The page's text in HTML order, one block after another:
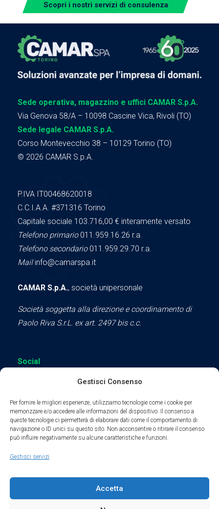
Gestisci Consenso
Per fornire le migliori esperienze, utilizziamo tecnologie come i cookie per
memorizzare e/o accedere alle informazioni del dispositivo. Il consenso a
queste tecnologie ci permetterà di elaborare dati come il comportamento di
navigazione o ID unici su questo sito. Non acconsentire o ritirare il consenso
può influire negativamente su alcune caratteristiche e funzioni.
Gestisci servizi
Accetta
Scopri i nostri servizi di consulenza
Sede operativa, magazzino e uffici CAMAR S.p.A.
Via Genova 58/A – 10098 Cascine Vica, Rivoli (TO)
Sede legale CAMAR S.p.A.
Corso Montevecchio 38 – 10129 Torino (TO)
© 2026 CAMAR S.p.A.
P.IVA IT00468620018
C.C.I.A.A. #371316 Torino
Capitale sociale 103.716,00 € interamente versato
Telefono primario011.959.16.26 r.a.
Telefono secondario011.959.29.70 r.a.
Mailinfo@camarspa.it
CAMAR S.p.A., società unipersonale
Società soggetta alla direzione e coordinamento di
Paolo Riva S.r.L. ex art. 2497 bis c.c.
Social
Parte del sodalizio AIDAM dal 2024
Condizioni di Utilizzo